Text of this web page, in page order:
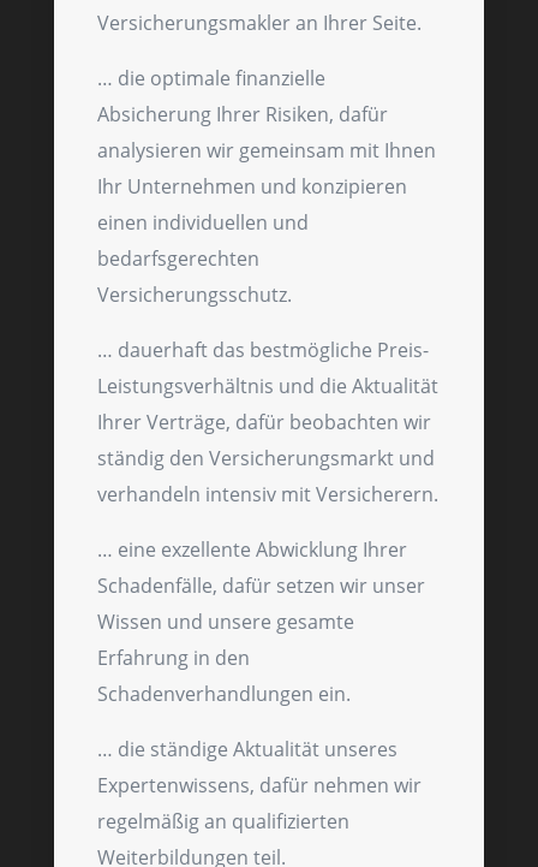
Versicherungsmakler an Ihrer Seite.
… die optimale finanzielle
Absicherung Ihrer Risiken, dafür
analysieren wir gemeinsam mit Ihnen
Ihr Unternehmen und konzipieren
einen individuellen und
bedarfsgerechten
Versicherungsschutz.
… dauerhaft das bestmögliche Preis-
Leistungsverhältnis und die Aktualität
Ihrer Verträge, dafür beobachten wir
ständig den Versicherungsmarkt und
verhandeln intensiv mit Versicherern.
… eine exzellente Abwicklung Ihrer
Schadenfälle, dafür setzen wir unser
Wissen und unsere gesamte
Erfahrung in den
Schadenverhandlungen ein.
… die ständige Aktualität unseres
Expertenwissens, dafür nehmen wir
regelmäßig an qualifizierten
Weiterbildungen teil.